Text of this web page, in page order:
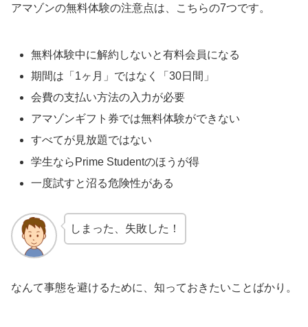
アマゾンの無料体験の注意点は、こちらの7つです。
無料体験中に解約しないと有料会員になる
期間は「1ヶ月」ではなく「30日間」
会費の支払い方法の入力が必要
アマゾンギフト券では無料体験ができない
すべてが見放題ではない
学生ならPrime Studentのほうが得
一度試すと沼る危険性がある
しまった、失敗した！
なんて事態を避けるために、知っておきたいことばかり。